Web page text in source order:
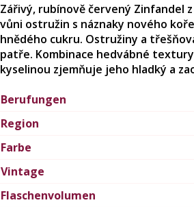
Berufungen
Region
Farbe
Vintage
Flaschenvolumen
Zářivý, rubínově červený Zinfandel
vůni ostružin s náznaky nového
hnědého cukru. Ostružiny a
patře. Kombinace hedvábné
kyselinou zjemňuje jeho hladký a